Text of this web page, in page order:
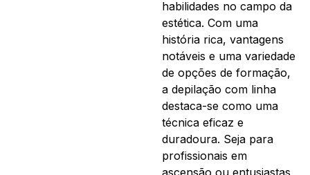
habilidades no campo da
estética. Com uma
história rica, vantagens
notáveis e uma variedade
de opções de formação,
a depilação com linha
destaca-se como uma
técnica eficaz e
duradoura. Seja para
profissionais em